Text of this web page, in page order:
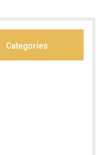
Categories